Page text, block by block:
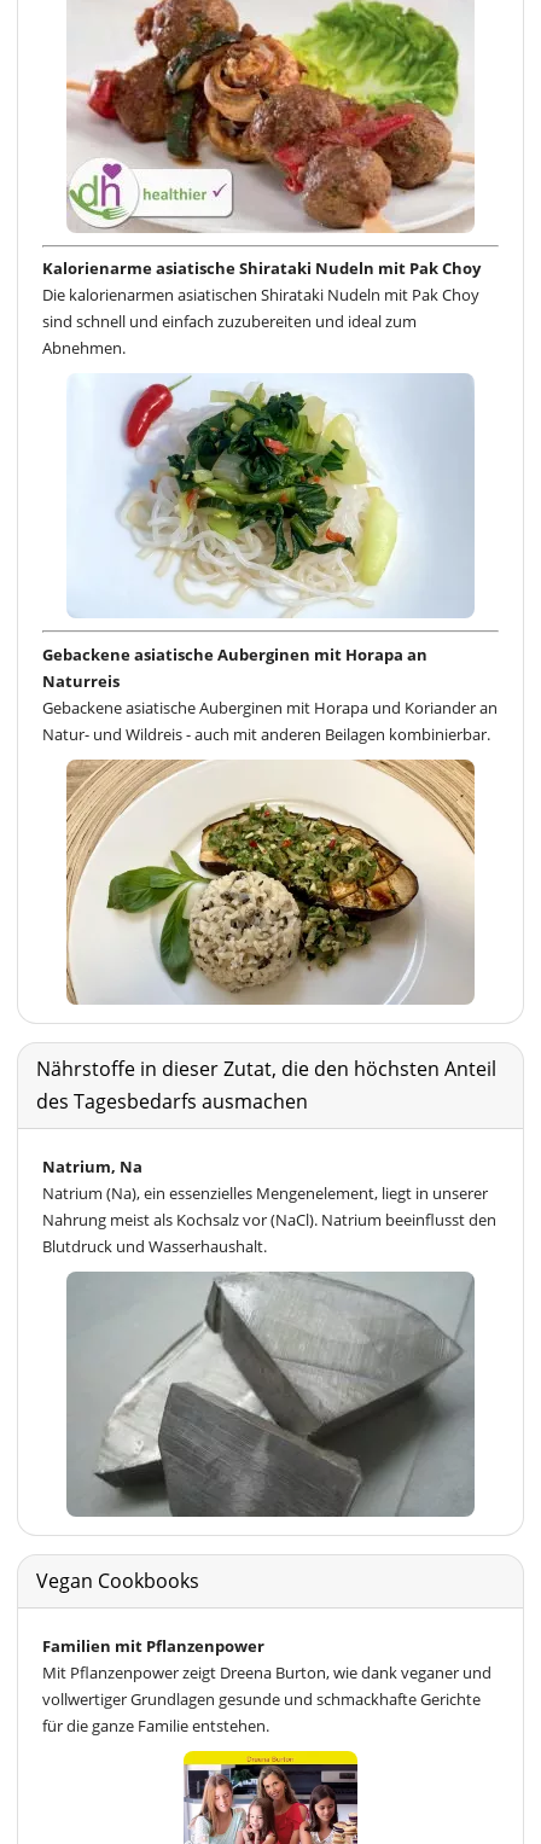
Kalorienarme asiatische Shirataki Nudeln mit Pak Choy
Die kalorienarmen asiatischen Shirataki Nudeln mit Pak Choy
sind schnell und einfach zuzubereiten und ideal zum
Abnehmen.
Gebackene asiatische Auberginen mit Horapa an
Naturreis
Gebackene asiatische Auberginen mit Horapa und Koriander an
Natur- und Wildreis - auch mit anderen Beilagen kombinierbar.
Nährstoffe in dieser Zutat, die den höchsten Anteil
des Tagesbedarfs ausmachen
Natrium, Na
Natrium (Na), ein essenzielles Mengenelement, liegt in unserer
Nahrung meist als Kochsalz vor (NaCl). Natrium beeinflusst den
Blutdruck und Wasserhaushalt.
Vegan Cookbooks
Familien mit Pflanzenpower
Mit Pflanzenpower zeigt Dreena Burton, wie dank veganer und
vollwertiger Grundlagen gesunde und schmackhafte Gerichte
für die ganze Familie entstehen.